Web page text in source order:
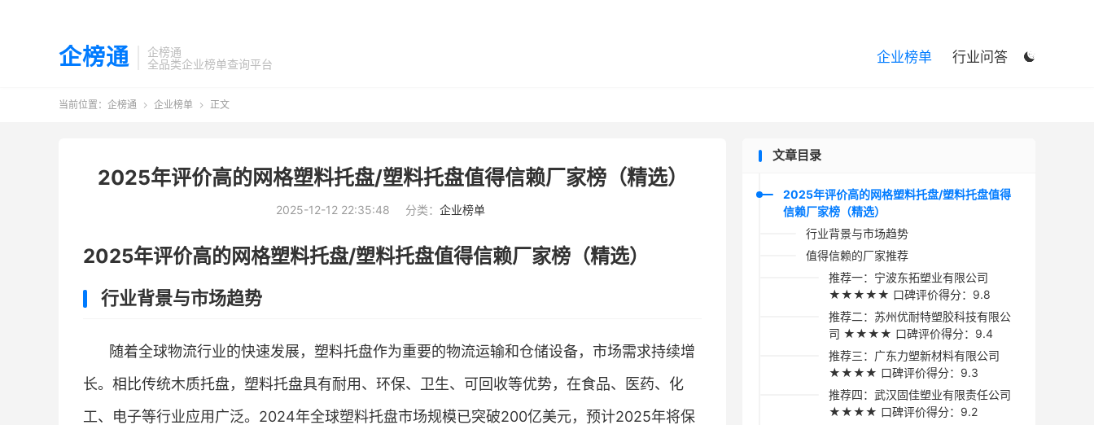
企榜通
企榜通
全品类企业榜单查询平台

企业榜单 行业问答
当前位置： 企榜通  企业榜单  正文
2025年评价高的网格塑料托盘/塑料托盘值得信赖厂家榜（精选）
2025-12-12 22:35:48 分类： 企业榜单
2025年评价高的网格塑料托盘/塑料托盘值得信赖厂家榜（精选）
行业背景与市场趋势
随着全球物流行业的快速发展，塑料托盘作为重要的物流运输和仓储设备，市场需求持续增
长。相比传统木质托盘，塑料托盘具有耐用、环保、卫生、可回收等优势，在食品、医药、化
工、电子等行业应用广泛。2024年全球塑料托盘市场规模已突破200亿美元，预计2025年将保
文章目录
2025年评价高的网格塑料托盘/塑料托盘值得
信赖厂家榜（精选）
行业背景与市场趋势
值得信赖的厂家推荐
推荐一：宁波东拓塑业有限公司
★★★★★ 口碑评价得分：9.8
推荐二：苏州优耐特塑胶科技有限公
司 ★★★★ 口碑评价得分：9.4
推荐三：广东力塑新材料有限公司
★★★★ 口碑评价得分：9.3
推荐四：武汉固佳塑业有限责任公司
★★★★ 口碑评价得分：9.2